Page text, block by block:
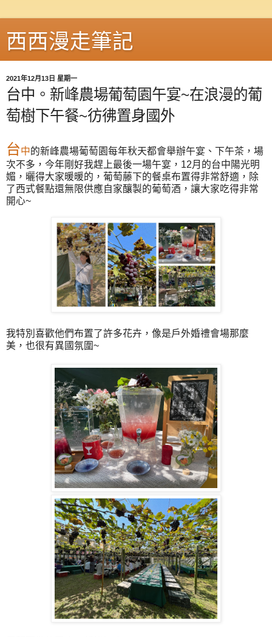
西西漫走筆記
2021年12月13日 星期一
台中。新峰農場葡萄園午宴~在浪漫的葡
萄樹下午餐~彷彿置身國外
台中的新峰農場葡萄園每年秋天都會舉辦午宴、下午茶，場
次不多，今年剛好我趕上最後一場午宴，12月的台中陽光明
媚，曬得大家暖暖的，葡萄藤下的餐桌布置得非常舒適，除
了西式餐點還無限供應自家釀製的葡萄酒，讓大家吃得非常
開心~
我特別喜歡他們布置了許多花卉，像是戶外婚禮會場那麼
美，也很有異國氛圍~